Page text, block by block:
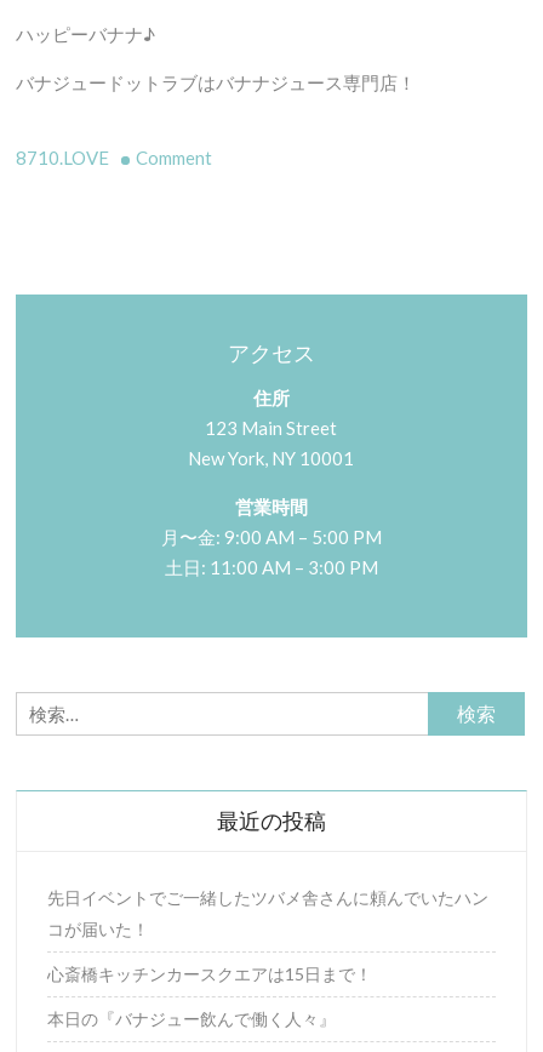
ハッピーバナナ♪
バナジュードットラブはバナナジュース専門店！
8710.LOVE Commenton
アクセス
住所
123 Main Street
New York, NY 10001
営業時間
月〜金: 9:00 AM – 5:00 PM
土日: 11:00 AM – 3:00 PM
索:
最近の投稿
先日イベントでご一緒したツバメ舎さんに頼んでいたハン
コが届いた！
心斎橋キッチンカースクエアは15日まで！
本日の『バナジュー飲んで働く人々』